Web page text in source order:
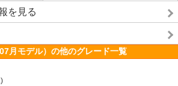
を見る
月モデル）の他のグレード一覧